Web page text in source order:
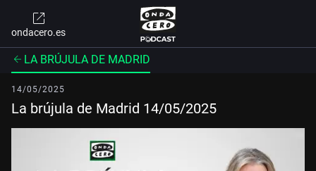
ondacero.es
LA BRÚJULA DE MADRID
14/05/2025
La brújula de Madrid 14/05/2025